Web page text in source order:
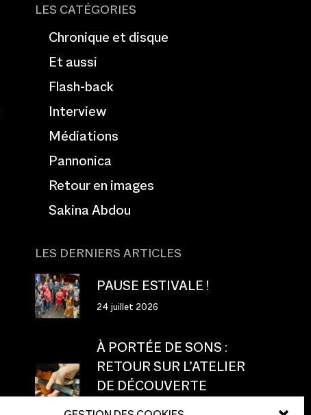
LES CATÉGORIES
Chronique et disque
Et aussi
Flash-back
Interview
Médiations
Pannonica
Retour en images
Sakina Abdou
LES DERNIERS ARTICLES
PAUSE ESTIVALE !
24 juillet 2026
À PORTÉE DE SONS :
RETOUR SUR L’ATELIER
DE DÉCOUVERTE